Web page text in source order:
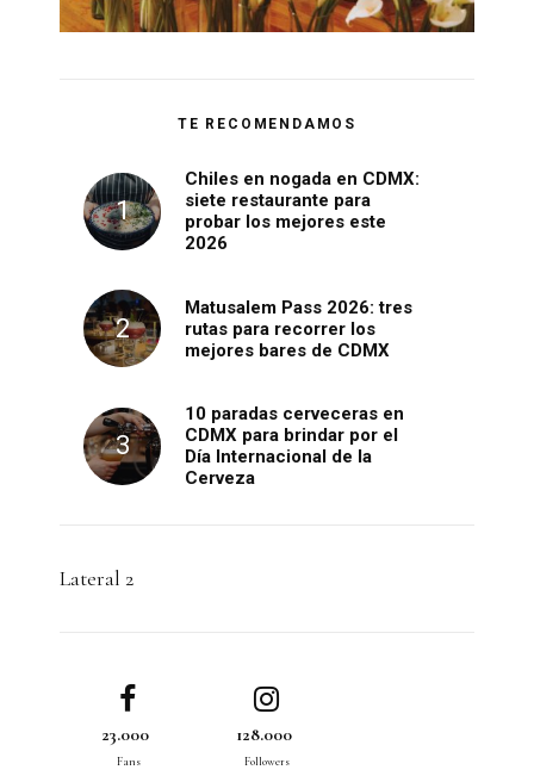
TE RECOMENDAMOS
Chiles en nogada en CDMX:
siete restaurante para
probar los mejores este
2026
Matusalem Pass 2026: tres
rutas para recorrer los
mejores bares de CDMX
10 paradas cerveceras en
CDMX para brindar por el
Día Internacional de la
Cerveza
Lateral 2
23.000
Fans
128.000
Followers